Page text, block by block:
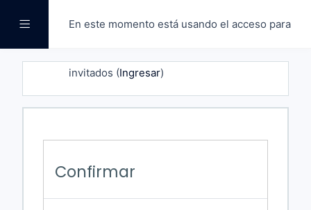
Pánel lateralEn este momento está usando el acceso para
invitados (Ingresar)
Confirmar